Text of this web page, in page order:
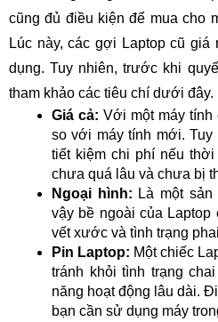
cũng đủ điều kiện để mua cho
Lúc này, các gợi Laptop cũ
dụng. Tuy nhiên, trước khi
tham khảo các tiêu chí dưới đây.
Giá cả: Với một máy tính
so với máy tính mới.
tiết kiệm chi phí nếu
chưa quá lâu và chưa bị
Ngoại hình: Là một
vậy bề ngoài của Laptop
vết xước và tình trạng
Pin Laptop: Một chiếc
tránh khỏi tình trạng
năng hoạt động lâu dài.
bạn cần sử dụng máy